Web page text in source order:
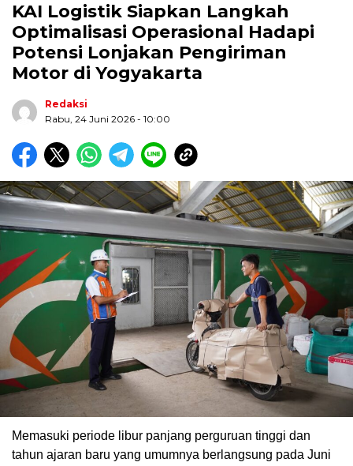
KAI Logistik Siapkan Langkah
Optimalisasi Operasional Hadapi
Potensi Lonjakan Pengiriman
Motor di Yogyakarta
Redaksi
Rabu, 24 Juni 2026 - 10:00
Memasuki periode libur panjang perguruan tinggi dan
tahun ajaran baru yang umumnya berlangsung pada Juni